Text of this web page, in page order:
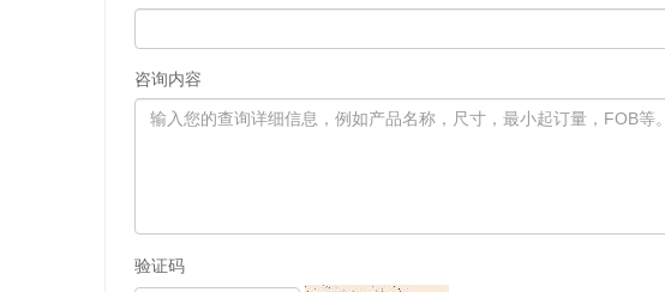
咨询内容
验证码